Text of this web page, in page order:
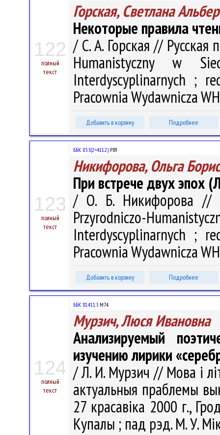
122
полный
текст
Горская, Светлана
Некоторые правила
/ С. А. Горская //
Humanistyczny w
Interdyscyplinarnych ;
Pracownia Wydawnicza
Добавить в корзину Подробнее
123
полный
текст
ББК 83.3(2=411.2) Р89
Никифорова, Ольга
При встрече двух эпох
/ О. Б. Никифорова //
Przyrodniczo-
Interdyscyplinarnych ;
Pracownia Wydawnicza
Добавить в корзину Подробнее
124
полный
текст
ББК 81.411.3 М74
Мурзич, Люся Ивановна
Анализируемый
изучению лирики
/ Л. И. Мурзич // Мова і
актуальныя праблемы
27 красавіка 2000 г.,
Купалы ; пад рэд. М. У.